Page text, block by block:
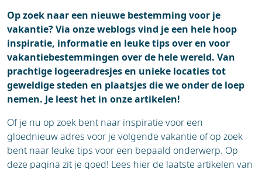
Op zoek naar een nieuwe bestemming voor je
vakantie? Via onze weblogs vind je een hele hoop
inspiratie, informatie en leuke tips over en voor
vakantiebestemmingen over de hele wereld. Van
prachtige logeeradresjes en unieke locaties tot
geweldige steden en plaatsjes die we onder de loep
nemen. Je leest het in onze artikelen!
Of je nu op zoek bent naar inspiratie voor een
gloednieuw adres voor je volgende vakantie of op zoek
bent naar leuke tips voor een bepaald onderwerp. Op
deze pagina zit je goed! Lees hier de laatste artikelen van